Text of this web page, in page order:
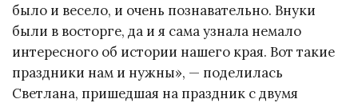
было и весело, и очень познавательно. Внуки
были в восторге, да и я сама узнала немало
интересного об истории нашего края. Вот такие
праздники нам и нужны», — поделилась
Светлана, пришедшая на праздник с двумя